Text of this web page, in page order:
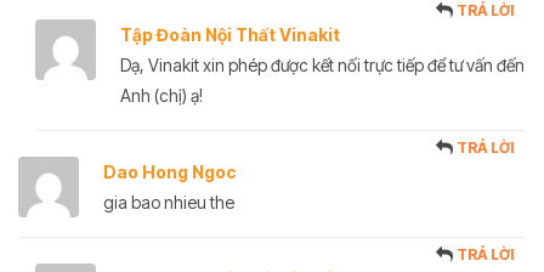
Tập Đoàn Nội Thất Vinakit
TRẢ LỜI
Dạ, Vinakit xin phép được kết nối trực tiếp để tư vấn đến
Anh (chị) ạ!
Dao Hong Ngoc
TRẢ LỜI
gia bao nhieu the
TRẢ LỜI